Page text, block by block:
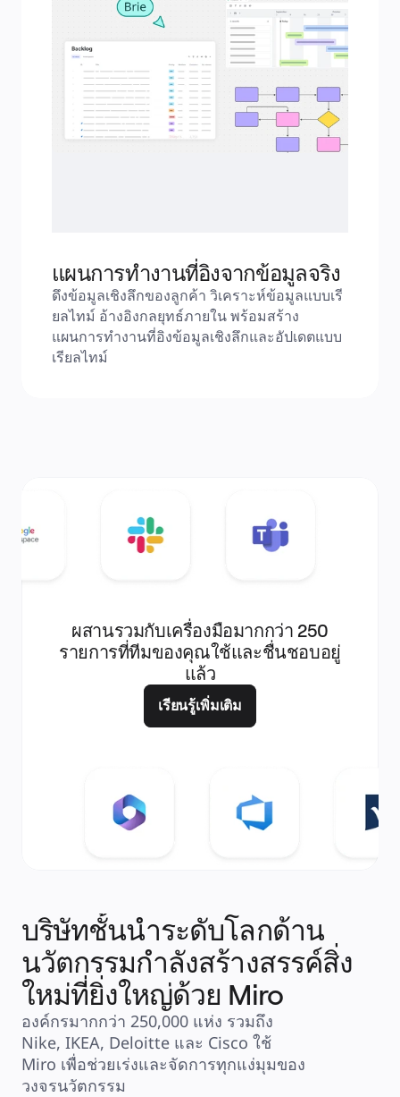
แผนการทำงานที่อิงจากข้อมูลจริง
ดึงข้อมูลเชิงลึกของลูกค้า วิเคราะห์ข้อมูลแบบเรี
ยลไทม์ อ้างอิงกลยุทธ์ภายใน พร้อมสร้าง
แผนการทำงานที่อิงข้อมูลเชิงลึกและอัปเดตแบบ
เรียลไทม์
ผสานรวมกับเครื่องมือมากกว่า 250
รายการที่ทีมของคุณใช้และชื่นชอบอยู่
แล้ว
เรียนรู้เพิ่มเติม
บริษัทชั้นนำระดับโลกด้าน
นวัตกรรมกำลังสร้างสรรค์สิ่ง
ใหม่ที่ยิ่งใหญ่ด้วย Miro
องค์กรมากกว่า 250,000 แห่ง รวมถึง
Nike, IKEA, Deloitte และ Cisco ใช้
Miro เพื่อช่วยเร่งและจัดการทุกแง่มุมของ
วงจรนวัตกรรม